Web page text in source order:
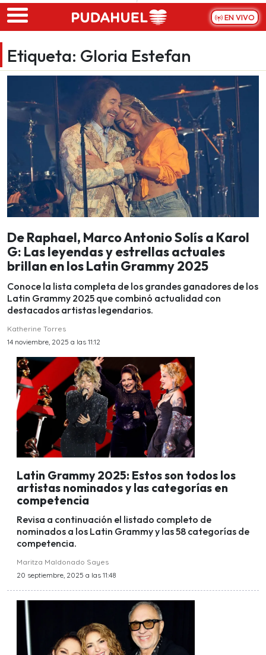
Skip to main content
EN VIVO
Etiqueta: Gloria Estefan
De Raphael, Marco Antonio Solís a Karol
G: Las leyendas y estrellas actuales
brillan en los Latin Grammy 2025
Conoce la lista completa de los grandes ganadores de los
Latin Grammy 2025 que combinó actualidad con
destacados artistas legendarios.
Katherine Torres
14 noviembre, 2025 a las 11:12
Latin Grammy 2025: Estos son todos los
artistas nominados y las categorías en
competencia
Revisa a continuación el listado completo de
nominados a los Latin Grammy y las 58 categorías de
competencia.
Maritza Maldonado Sayes
20 septiembre, 2025 a las 11:48